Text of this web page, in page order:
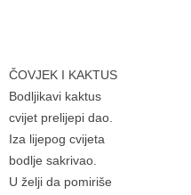
ČOVJEK I KAKTUS
Bodljikavi kaktus
cvijet prelijepi dao.
Iza lijepog cvijeta
bodlje sakrivao.
U želji da pomiriše